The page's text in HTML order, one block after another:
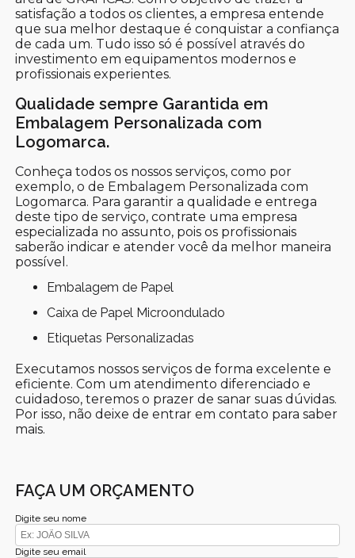
satisfação a todos os clientes, a empresa entende
que sua melhor destaque é conquistar a confiança
de cada um. Tudo isso só é possível através do
investimento em equipamentos modernos e
profissionais experientes.
Qualidade sempre Garantida em
Embalagem Personalizada com
Logomarca.
Conheça todos os nossos serviços, como por
exemplo, o de Embalagem Personalizada com
Logomarca. Para garantir a qualidade e entrega
deste tipo de serviço, contrate uma empresa
especializada no assunto, pois os profissionais
saberão indicar e atender você da melhor maneira
possível.
Embalagem de Papel
Caixa de Papel Microondulado
Etiquetas Personalizadas
Executamos nossos serviços de forma excelente e
eficiente. Com um atendimento diferenciado e
cuidadoso, teremos o prazer de sanar suas dúvidas.
Por isso, não deixe de entrar em contato para saber
mais.
FAÇA UM ORÇAMENTO
Digite seu nome
Digite seu email